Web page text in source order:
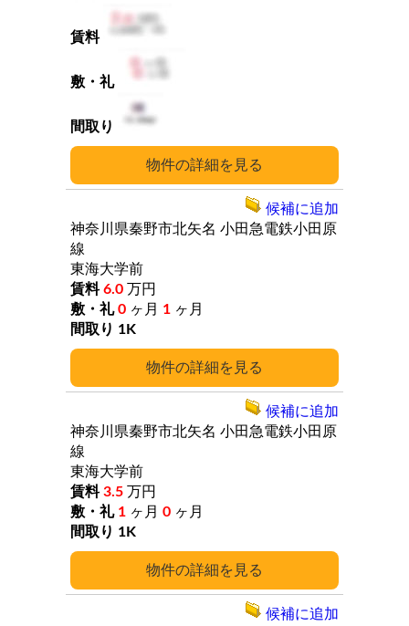
詳細
詳細
神奈川県秦野市北矢名 小田急電鉄小田原
線
東海大学前
6.0 万円
0 ヶ月 1 ヶ月
1K
候補に追加
詳細
神奈川県秦野市北矢名 小田急電鉄小田原
線
東海大学前
3.5 万円
1 ヶ月 0 ヶ月
1K
候補に追加
候補に追加